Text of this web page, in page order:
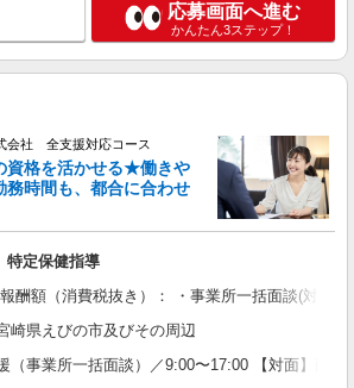
応募画面へ進む
かんたん3ステップ！
会社 全支援対応コース
資格を活かせる★働きや
務時間も、都合に合わせ
定保健指導
酬額（消費税抜き）： ・事業所一括面談(対
崎県えびの市及びその周辺
（事業所一括面談）／9:00〜17:00 【対面】面